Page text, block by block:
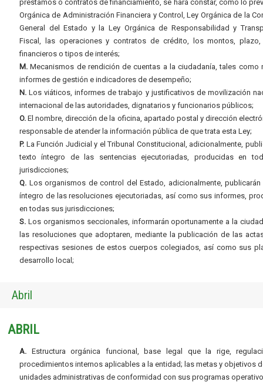
préstamos o contratos de financiamiento, se hará constar, como lo
Orgánica de Administración Financiera y Control, Ley Orgánica de la
General del Estado y la Ley Orgánica de Responsabilidad y
Fiscal, las operaciones y contratos de crédito, los montos,
financieros o tipos de interés;
M. Mecanismos de rendición de cuentas a la ciudadanía, tales como
informes de gestión e indicadores de desempeño;
N. Los viáticos, informes de trabajo y justificativos de movilización
internacional de las autoridades, dignatarios y funcionarios públicos;
O. El nombre, dirección de la oficina, apartado postal y dirección
responsable de atender la información pública de que trata esta Ley;
P. La Función Judicial y el Tribunal Constitucional, adicionalmente,
texto íntegro de las sentencias ejecutoriadas, producidas en
jurisdicciones;
Q. Los organismos de control del Estado, adicionalmente, publicarán
íntegro de las resoluciones ejecutoriadas, así como sus informes,
en todas sus jurisdicciones;
S. Los organismos seccionales, informarán oportunamente a la
las resoluciones que adoptaren, mediante la publicación de las
respectivas sesiones de estos cuerpos colegiados, así como sus
desarrollo local;
Abril
ABRIL
A. Estructura orgánica funcional, base legal que la rige,
procedimientos internos aplicables a la entidad; las metas y objetivos
unidades administrativas de conformidad con sus programas